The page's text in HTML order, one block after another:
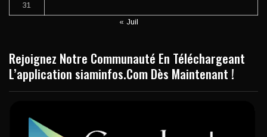
31
« Juil
Rejoignez Notre Communauté En Téléchargeant
L’application siaminfos.Com Dès Maintenant !